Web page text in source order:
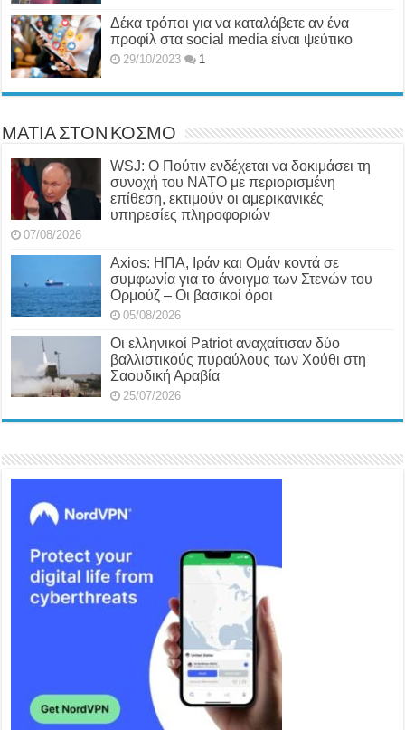
Δέκα τρόποι για να καταλάβετε αν ένα
προφίλ στα social media είναι ψεύτικο
29/10/2023 1
ΜΑΤΙΑ ΣΤΟΝ ΚΟΣΜΟ
WSJ: Ο Πούτιν ενδέχεται να δοκιμάσει τη
συνοχή του ΝΑΤΟ με περιορισμένη
επίθεση, εκτιμούν οι αμερικανικές
υπηρεσίες πληροφοριών
07/08/2026
Axios: ΗΠΑ, Ιράν και Ομάν κοντά σε
συμφωνία για το άνοιγμα των Στενών του
Ορμούζ – Οι βασικοί όροι
05/08/2026
Οι ελληνικοί Patriot αναχαίτισαν δύο
βαλλιστικούς πυραύλους των Χούθι στη
Σαουδική Αραβία
25/07/2026